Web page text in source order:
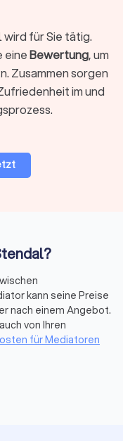
eine
Mediation ist
hinweg
da der
formell ist. Es
an, und
die Mediation im
sich oft
während
Jahre dauern
für Sie tätig.
eineBewertung, um
Zusammen sorgen
im und
kann seine Preise
nach einem Angebot.
von Ihren
für Mediatoren